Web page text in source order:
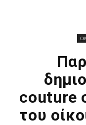
couture
του